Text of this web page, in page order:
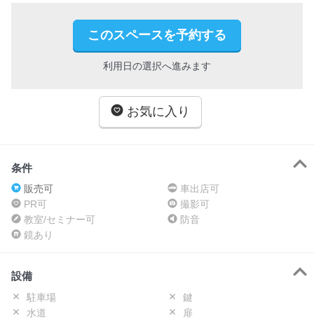
このスペースを予約する
利用日の選択へ進みます
お気に入り
条件
販売可
車出店可
PR可
撮影可
教室/セミナー可
防音
鏡あり
設備
駐車場
鍵
水道
扉